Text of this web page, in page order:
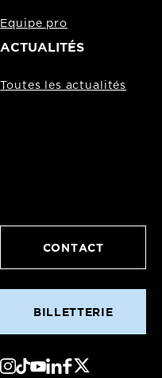
Equipe pro
ACTUALITÉS
Toutes les actualités
CONTACT
BILLETTERIE